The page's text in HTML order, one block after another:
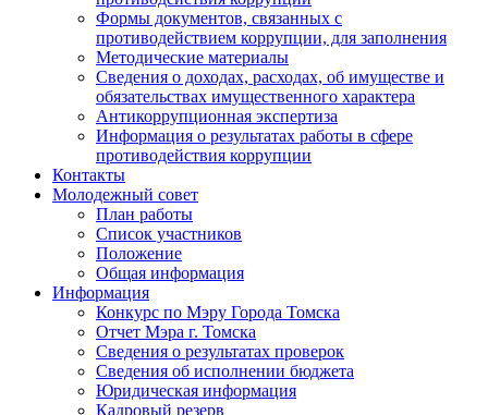
Формы документов, связанных с
противодействием коррупции, для заполнения
Методические материалы
Сведения о доходах, расходах, об имуществе и
обязательствах имущественного характера
Антикоррупционная экспертиза
Информация о результатах работы в сфере
противодействия коррупции
Контакты
Молодежный совет
План работы
Список участников
Положение
Общая информация
Информация
Конкурс по Мэру Города Томска
Отчет Мэра г. Томска
Сведения о результатах проверок
Сведения об исполнении бюджета
Юридическая информация
Кадровый резерв